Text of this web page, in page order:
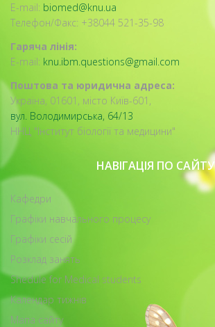
E-mail: biomed@knu.ua
Телефон/Факс: +38044 521-35-98
Гаряча лінія:
E-mail: knu.ibm.questions@gmail.com
Поштова та юридична адреса:
Україна, 01601, місто Київ-601,
вул. Володимирська, 64/13
ННЦ "Інститут біології та медицини"
НАВІГАЦІЯ ПО САЙТУ
Кафедри
Графіки навчального процесу
Графіки сесій
Розклад занять
Shedule for Medical students
Календар тижнів
Мапа сайту